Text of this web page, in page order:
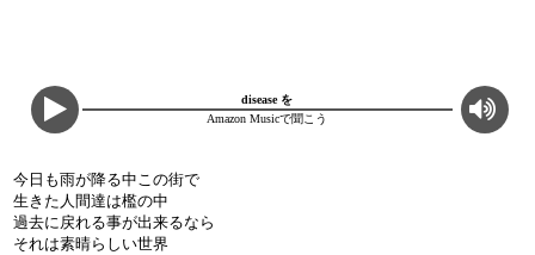
disease を
Amazon Musicで聞こう
今日も雨が降る中この街で
生きた人間達は檻の中
過去に戻れる事が出来るなら
それは素晴らしい世界